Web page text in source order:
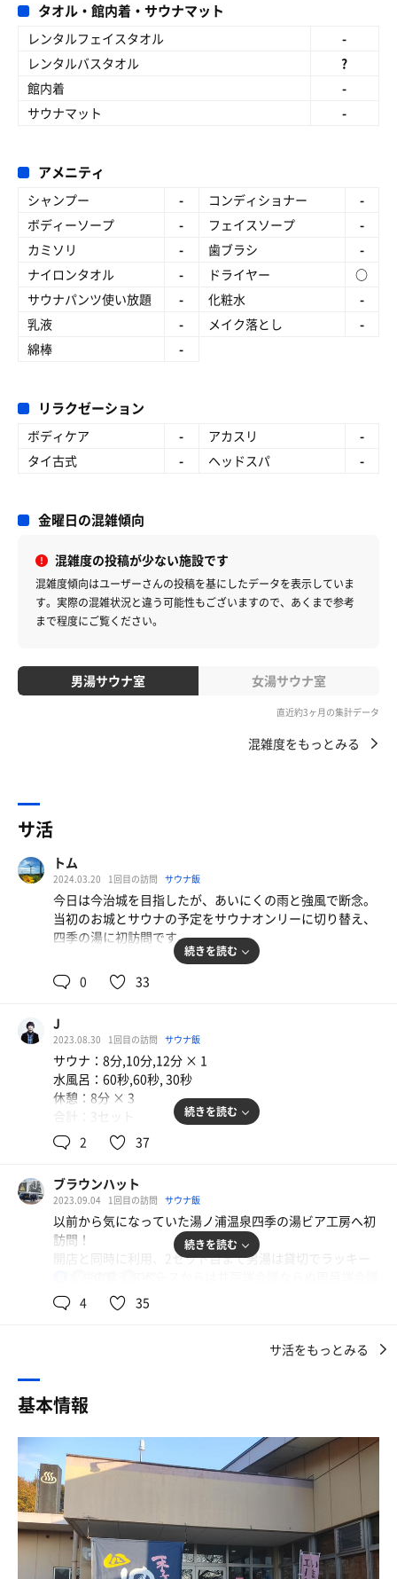
タオル・館内着・サウナマット
レンタルフェイスタオル
-
レンタルバスタオル
?
館内着
-
サウナマット
-
アメニティ
シャンプー - コンディショナー
-
ボディーソープ
- フェイスソープ
-
カミソリ
- 歯ブラシ
-
ナイロンタオル
- ドライヤー
○
サウナパンツ使い放題
- 化粧水
-
乳液
- メイク落とし
-
綿棒
-
リラクゼーション
ボディケア - アカスリ
-
タイ古式
- ヘッドスパ -
金曜日の混雑傾向
混雑度の投稿が少ない施設です
混雑度傾向はユーザーさんの投稿を基にしたデータを表示していま
す。 実際の混雑状況と違う可能性もございますので、あくまで参考
まで程度にご覧ください。
男湯サウナ室 女湯サウナ室
直近約3ヶ月の集計データ
混雑度をもっとみる
サ活
トム
2024.03.20 1回目の訪問 サウナ飯
今日は今治城を目指したが、あいにくの雨と強風で断念。
当初のお城とサウナの予定をサウナオンリーに切り替え、
四季の湯に初訪問です。
城の探索時間がまるまるサウナタイムとなったため、思う
存分蒸されるぞ〜！ということで、今回はローテーション
洗髪などを済ませてまずは湯通し。ぬるめと熱めの２種類
があったので、まずはぬるめから。続いて熱め。時間があ
るので徐々に上げていきます。
そしてサウナルームへ。
〜 サウナ 〜 水風呂」
✕ ４セット
気づいたらサウナルームに８回という、自身の「１日最多
蒸され回数」？を更新していました（汗）
ギウギの再放送などが流れていて、それに見入っていたせ
いか、80℃の熱さが優しかったのか、ローテーションを変
露天風呂の脇のイスに座り目を閉じると、（今日はたまた
木や葉っぱのザザザザ〜っと擦れる音、小鳥の鳴き声。
うーん、癒やされる。
ただ、強風による体温低下は思っていたより早く、どのセ
ットも「寒！」と感じる前にさっさと切り上げました。
水風呂は極端に冷たくないもののしっかり冷やしてくれて
これも気持ちいい。
続きを読む
0 33
J
2023.08.30 1回目の訪問 サウナ飯
サウナ：8分,10分,12分 × 1
水風呂：60秒,60秒, 30秒
休憩：8分 × 3
サウナ ★★★★☆
休憩所 ★★★★☆
風呂 ★★★☆☆
客マナー★★★★☆
コスパ ★★★★☆
ロッカー：通常カギ式
サウナ室混み具合：★★☆☆☆
テレビ有り。
Ｌ字２段の座面。
座面にはマットが敷かれている。
スタッフにより定期的にマット交換されていた。
小さめだが、想像以上にキレイで清潔感のあるサウナ室。
温度そこそこ、湿度は低め。
水風呂：狭め、深さは普通。 水温もなかなか良い。
続きを読む
2 37
ブラウンハット
2023.09.04 1回目の訪問 サウナ飯
以前から気になっていた湯ノ浦温泉四季の湯ビア工房へ初
訪問！
開店と同時に利用、2セット目まで男湯は貸切でラッキー
の会話が騒がしく聞こえていた😂)
洗い場10席、熱湯、ぬる湯、水風呂のシンプルな構造、露
特筆すべきは露天スペース→枯山水風の砂場に様々な植物
しい👍
業製のガス遠赤外線ストーブ、82℃くらいの設定も湿度高
めの良セッティング！照明暗め、TVあるも電源付いてなか
ったのでサ活に集中できる良環境👏
水風呂は２人分くらいのスペース、水温低めで常時水が注
がれている状態で水質◎！
サ活書こうと施設内のレストラン入ったらクオリティが高
い🎉ピザ900円で具沢山！
このスペックで破格の520円！個人的には今年1番の穴場発
続きを読む
4 35
サ活をもっとみる
基本情報